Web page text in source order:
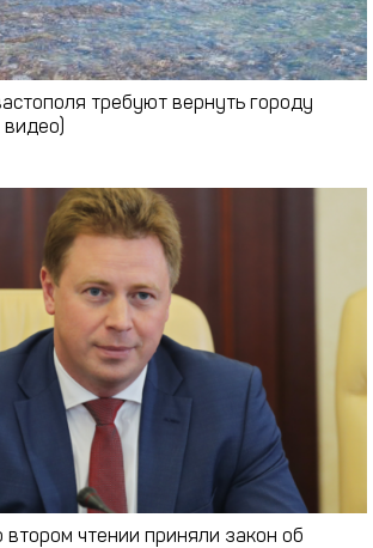
требуют вернуть городу
видео)
втором чтении приняли закон об